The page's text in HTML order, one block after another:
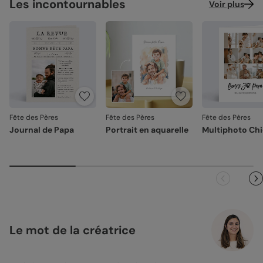
Les incontournables Voir plus
Fête des Pères
Journal de Papa
Fête des Pères
Portrait en aquarelle
Fête des Pères
Multiphoto
Le mot de la créatrice